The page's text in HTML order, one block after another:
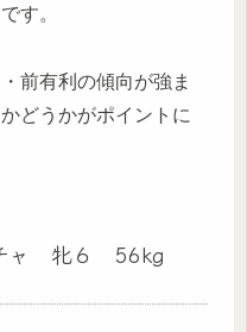
す。
前有利の傾向が強ま
どうかがポイントに
ャ 牝６ 56kg